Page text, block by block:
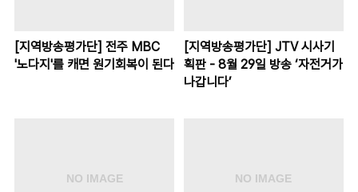
[지역방송평가단] 전주 MBC
'노다지'를 캐면 원기회복이 된다
[지역방송평가단] JTV 시사기
획판 - 8월 29일 방송 ‘자전거가
나갑니다’